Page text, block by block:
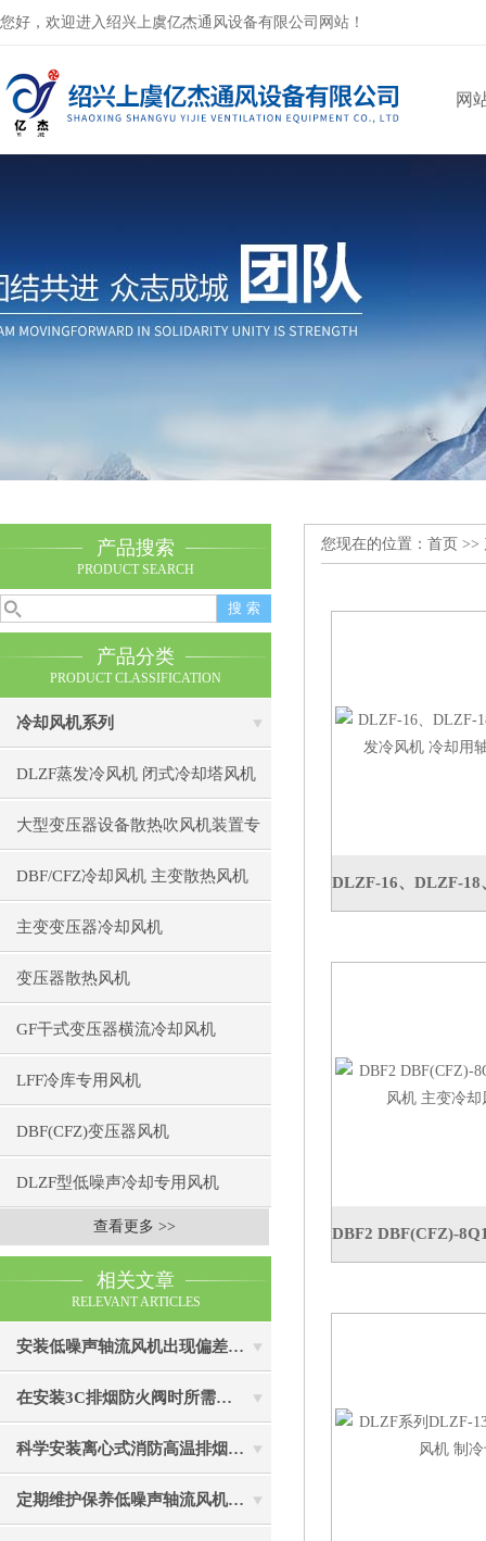
您好，欢迎进入绍兴上虞亿杰通风设备有限公司网站！
网
产品搜索
PRODUCT SEARCH
产品分类
PRODUCT CLASSIFICATION
冷却风机系列
DLZF蒸发冷风机 闭式冷却塔风机
大型变压器设备散热吹风机装置专
用冷却风机
DBF/CFZ冷却风机 主变散热风机
主变变压器冷却风机
变压器散热风机
GF干式变压器横流冷却风机
LFF冷库专用风机
DBF(CFZ)变压器风机
DLZF型低噪声冷却专用风机
查看更多 >>
相关文章
RELEVANT ARTICLES
安装低噪声轴流风机出现偏差时可通过以下方法处理
在安装3C排烟防火阀时所需要保证达到的要求介绍
科学安装离心式消防高温排烟风机是实现精准布防的关键
定期维护保养低噪声轴流风机能让其运行更加稳定
您现在的位置： 首页 >>